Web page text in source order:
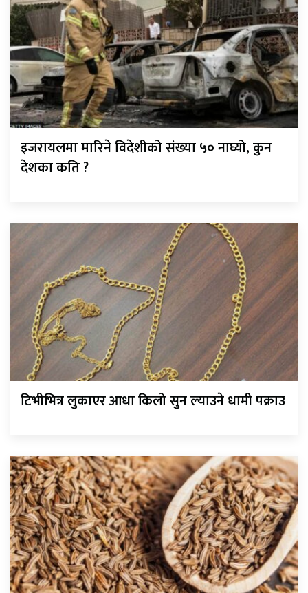
इजरायलमा मारिने विदेशीको संख्या ५० नाघ्यो, कुन
देशका कति ?
टिभीभित्र लुकाएर आधा किलो सुन ल्याउने धामी पक्राउ